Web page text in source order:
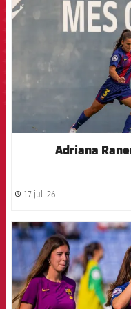
Adriana
label.share.clock
17 jul. 26